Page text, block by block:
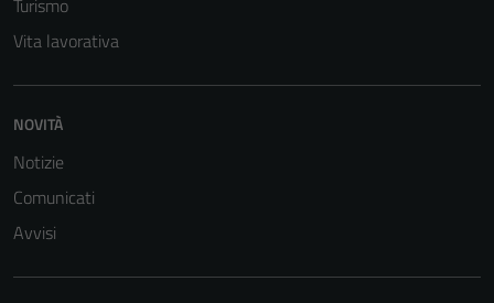
Turismo
Vita lavorativa
NOVITÀ
Notizie
Comunicati
Avvisi